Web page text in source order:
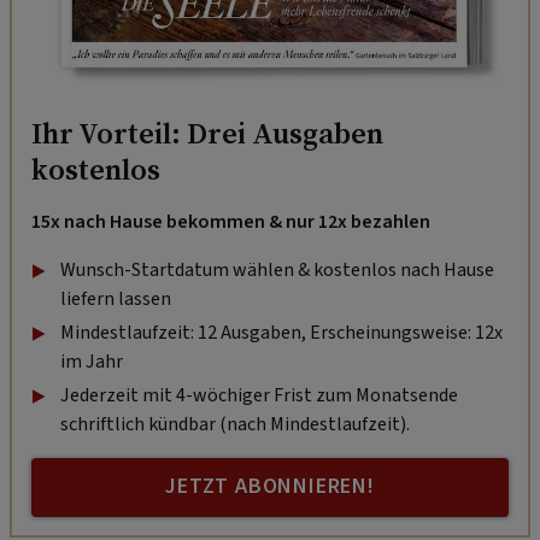
Ihr Vorteil: Drei Ausgaben
kostenlos
15x nach Hause bekommen & nur 12x bezahlen
Wunsch-Startdatum wählen & kostenlos nach Hause
liefern lassen
Mindestlaufzeit: 12 Ausgaben, Erscheinungsweise: 12x
im Jahr
Jederzeit mit 4-wöchiger Frist zum Monatsende
schriftlich kündbar (nach Mindestlaufzeit).
JETZT ABONNIEREN!